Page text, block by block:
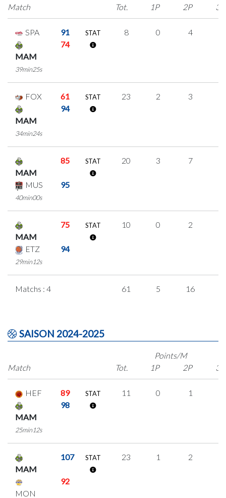
Match
Tot.
1P 2P 3P
SPA 91
MAM
74
39min25s
STAT 8 0 4
FOX 61
MAM
94
34min24s
STAT 23 2 3
MAM
85
MUS 95
40min00s
STAT 20 3 7
MAM
75
ETZ 94
29min12s
STAT 10 0 2
Matchs : 4 61 5 16
SAISON 2024-2025
Match
Points/M
Tot.
1P 2P 3P
HEF 89
MAM
98
25min12s
STAT 11 0 1
MAM
107
MON
92
STAT 23 1 2